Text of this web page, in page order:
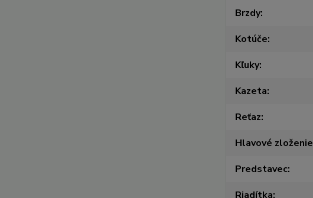
Brzdy
Kotúče
Kľuky
Kazeta
Reťaz
Hlavové zloženie
Predstavec
Riadítka